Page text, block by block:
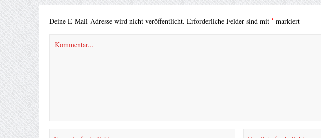
Deine E-Mail-Adresse wird nicht veröffentlicht. Erforderliche Felder sind mit *markiert